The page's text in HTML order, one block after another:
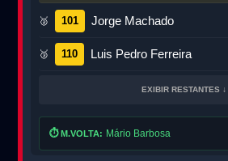
🥈 101 Jorge Machado
🥉 110 Luis Pedro Ferreira
EXIBIR RESTANTES ↓
⏱️M.VOLTA: Mário Barbosa